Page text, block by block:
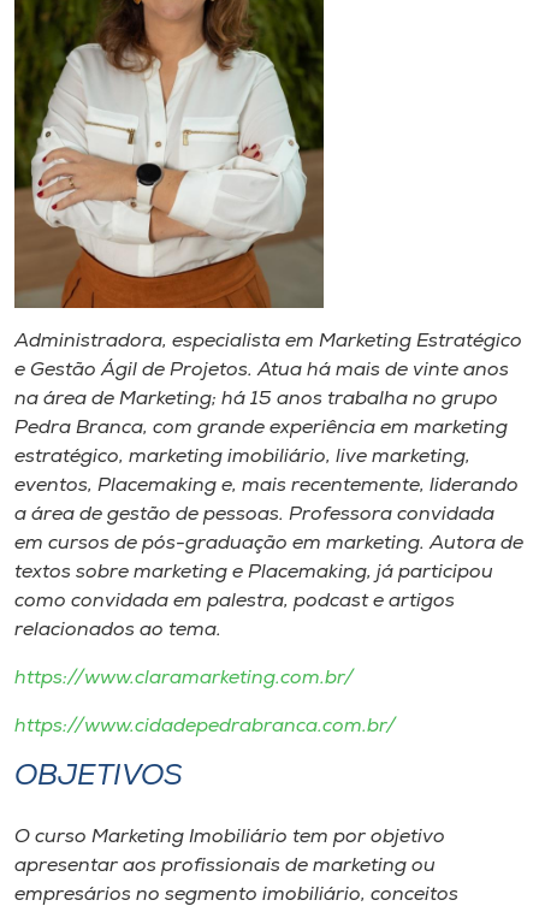
Administradora, especialista em Marketing Estratégico
e Gestão Ágil de Projetos. Atua há mais de vinte anos
na área de Marketing; há 15 anos trabalha no grupo
Pedra Branca, com grande experiência em marketing
estratégico, marketing imobiliário, live marketing,
eventos, Placemaking e, mais recentemente, liderando
a área de gestão de pessoas. Professora convidada
em cursos de pós-graduação em marketing. Autora de
textos sobre marketing e Placemaking, já participou
como convidada em palestra, podcast e artigos
relacionados ao tema.
https://www.claramarketing.com.br/
https://www.cidadepedrabranca.com.br/
OBJETIVOS
O curso Marketing Imobiliário tem por objetivo
apresentar aos profissionais de marketing ou
empresários no segmento imobiliário, conceitos